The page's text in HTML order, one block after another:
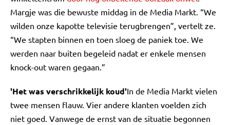
Margje was die bewuste middag in de Media Markt. “We
wilden onze kapotte televisie terugbrengen”, vertelt ze.
“We stapten binnen en toen sloeg de paniek toe. We
werden naar buiten begeleid nadat er enkele mensen
knock-out waren gegaan.”
'Het was verschrikkelijk koud'In de Media Markt vielen
twee mensen flauw. Vier andere klanten voelden zich
niet goed. Vanwege de ernst van de situatie begonnen